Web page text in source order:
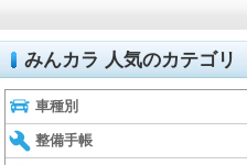
みんカラ 人気のカテゴリ
車種別
整備手帳